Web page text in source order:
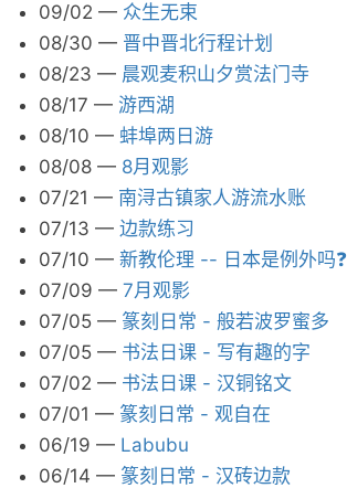
09/02 — 众生无束
08/30 — 晋中晋北行程计划
08/23 — 晨观麦积山夕赏法门寺
08/17 — 游西湖
08/10 — 蚌埠两日游
08/08 — 8月观影
07/21 — 南浔古镇家人游流水账
07/13 — 边款练习
07/10 — 新教伦理 -- 日本是例外吗❓
07/09 — 7月观影
07/05 — 篆刻日常 - 般若波罗蜜多
07/05 — 书法日课 - 写有趣的字
07/02 — 书法日课 - 汉铜铭文
07/01 — 篆刻日常 - 观自在
06/19 — Labubu
06/14 — 篆刻日常 - 汉砖边款